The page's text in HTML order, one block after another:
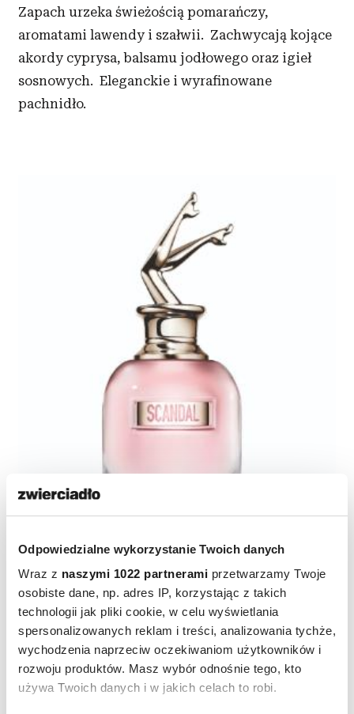
Odpowiedzialne wykorzystanie Twoich danych
Wraz z naszymi 1022 partnerami przetwarzamy Twoje
osobiste dane, np. adres IP, korzystając z takich
technologii jak pliki cookie, w celu wyświetlania
spersonalizowanych reklam i treści, analizowania tychże,
wychodzenia naprzeciw oczekiwaniom użytkowników i
rozwoju produktów. Masz wybór odnośnie tego, kto
używa Twoich danych i w jakich celach to robi.
Zapach urzeka świeżością pomarańczy,
aromatami lawendy i szałwii. Zachwycają kojące
akordy cyprysa, balsamu jodłowego oraz igieł
sosnowych. Eleganckie i wyrafinowane
pachnidło.
Jean Paul Gaultier,Scandal A Paris230 zł/30
mlTo zapach, który zaskakuje obfitością miodu,
soczystością gruszki i wibrującym jaśminem.